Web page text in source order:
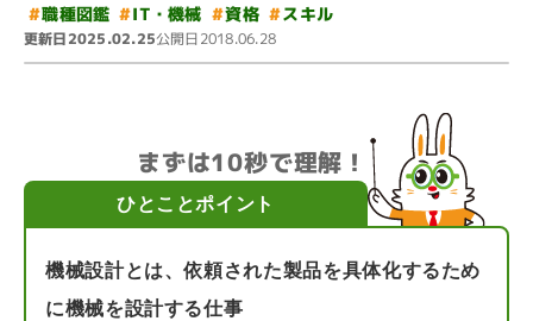
#職種図鑑 #IT・機械 #資格 #スキル
更新日2025.02.25公開日2018.06.28
まずは10秒で理解！
ひとことポイント
機械設計とは、依頼された製品を具体化するため
に機械を設計する仕事